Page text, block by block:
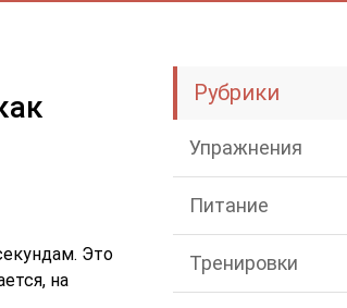
Это
на
Рубрики
Упражнения
Питание
Тренировки